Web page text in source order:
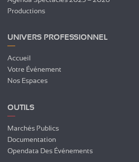
Productions
UNIVERS PROFESSIONNEL
Accueil
Votre Événement
Nos Espaces
OUTILS
Marchés Publics
Documentation
Opendata Des Événements